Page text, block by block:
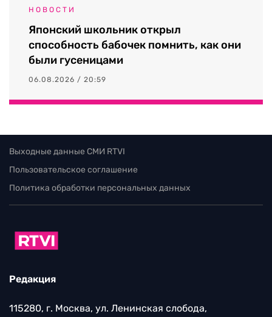
НОВОСТИ
Японский школьник открыл
способность бабочек помнить, как они
были гусеницами
06.08.2026 / 20:59
Выходные данные СМИ RTVI
Пользовательское соглашение
Политика обработки персональных данных
Редакция
115280, г. Москва, ул. Ленинская слобода,